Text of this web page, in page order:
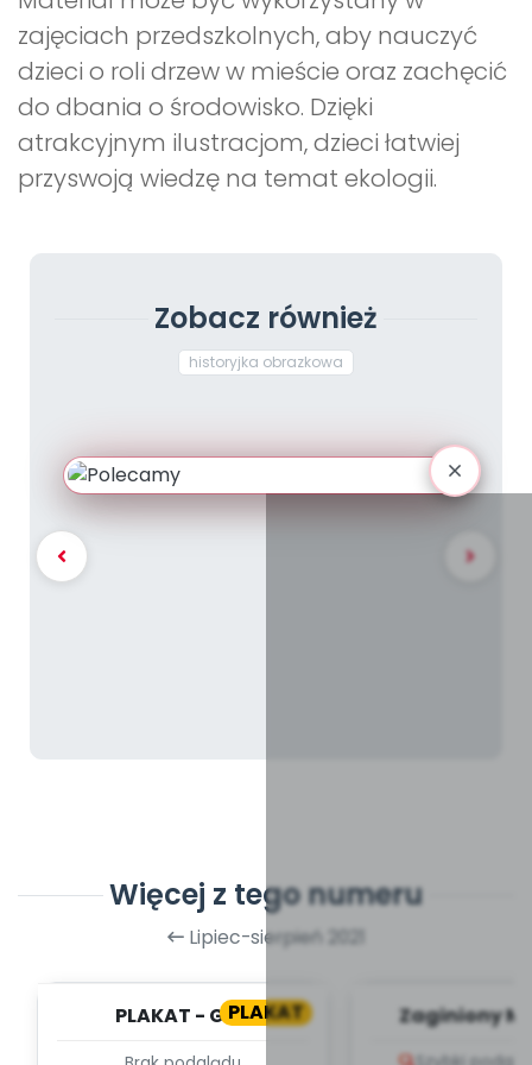
zajęciach przedszkolnych, aby nauczyć
dzieci o roli drzew w mieście oraz zachęcić
do dbania o środowisko. Dzięki
atrakcyjnym ilustracjom, dzieci łatwiej
przyswoją wiedzę na temat ekologii.
Zobacz również
historyjka obrazkowa
Więcej z tego numeru
Lipiec-sierpień 2021
PLAKAT
PLAKAT - GRA
Zaginiony